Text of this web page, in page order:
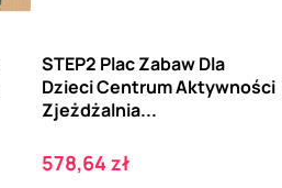
STEP2 Plac Zabaw Dla
Dzieci Centrum Aktywności
Zjeżdżalnia...
Cena
578,64 zł